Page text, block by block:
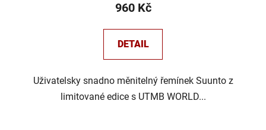
960 Kč
DETAIL
Uživatelsky snadno měnitelný řemínek Suunto z
limitované edice s UTMB WORLD...